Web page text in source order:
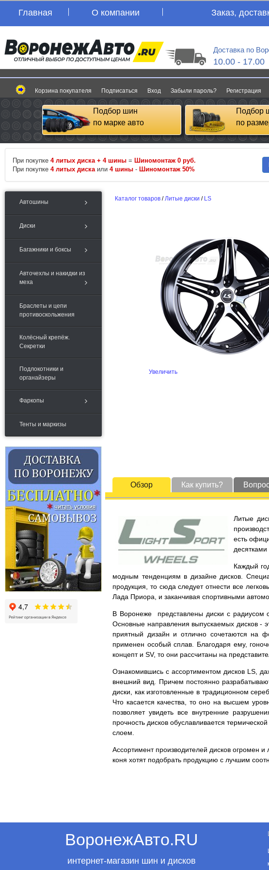
Главная О компании Заказ,
Доставка по
10.00 - 17.00
Корзина покупателя Подписаться Вход Забыли пароль? Регистрация
Подбор шин
по марке авто
Подбор
по
При покупке 4 литых диска + 4 шины = Шиномонтаж 0 руб.
При покупке 4 литых диска или 4 шины - Шиномонтаж 50%
Автошины
Диски
Багажники и боксы
Авточехлы и накидки из
меха
Браслеты и цепи
противоскольжения
Колёсный крепёж.
Секретки
Подлокотники и
органайзеры
Фаркопы
Тенты и маркизы
Каталог товаров /Литые диски / LS
Увеличить
Обзор Как купить?
Литые
есть
Каждый
модным тенденциям в дизайне дисков.
продукция, то сюда следует отнести все
Лада Приора, и заканчивая спортивными
В Воронеже представлены диски с радиусом
Основные направления выпускаемых дисков -
приятный дизайн и отлично сочетаются на
применен особый сплав. Благодаря ему,
концепт и SV, то они рассчитаны на
Ознакомившись с ассортиментом дисков LS,
внешний вид. Причем постоянно
диски, как изготовленные в традиционном
Что касается качества, то оно на высшем
позволяет увидеть все внутренние
прочность дисков обуславливается
слоем.
Ассортимент производителей дисков огромен
коня хотят подобрать продукцию с лучшим
ВоронежАвто.RU
интернет-магазин шин и дисков